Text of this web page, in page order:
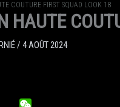
COUTURE FIRST SQUAD LOOK 18
HAUTE
/ 4 AOÛT 2024